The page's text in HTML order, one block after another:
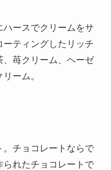
ースでクリームをサ
ティングしたリッチ
苺クリーム、ヘーゼ
ーム。
。チョコレートならで
れたチョコレートで